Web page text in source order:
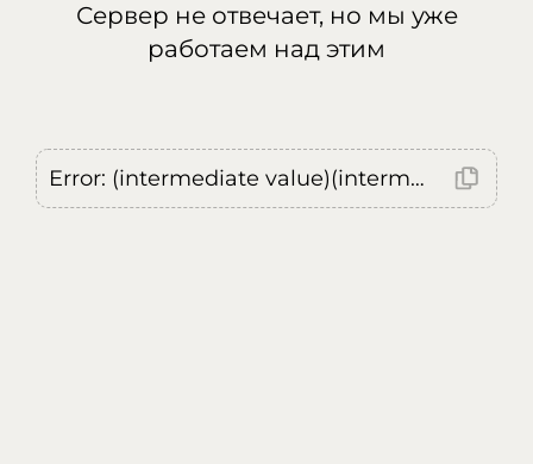
Сервер не отвечает, но мы уже
работаем над этим
Error: (intermediate value)(intermediate value)(intermediate value).replaceAll is not a function